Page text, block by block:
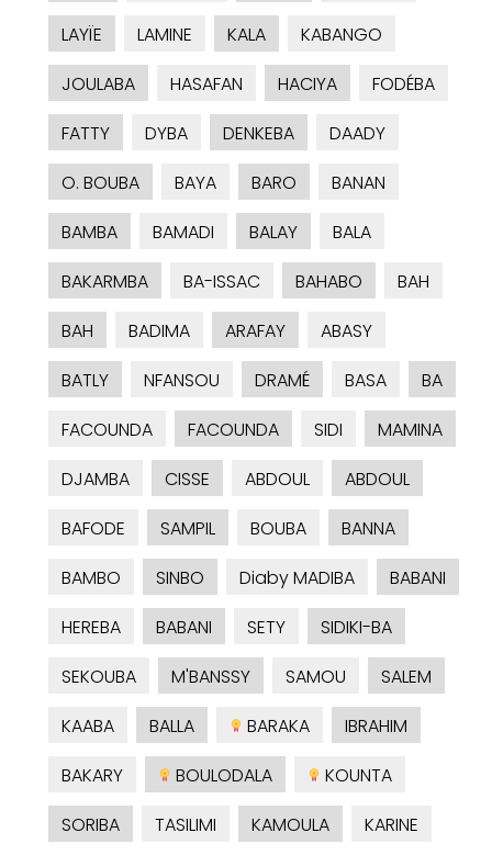
LAYÏE
LAMINE KALA
KABANGO
JOULABA
HASAFAN HACIYA
FODÉBA
FATTY
DYBA DENKEBA
DAADY
O. BOUBA
BAYA BARO
BANAN
BAMBA
BAMADI BALAY
BALA
BAKARMBA
BA-ISSAC BAHABO
BAH
BAH
BADIMA ARAFAY
ABASY
BATLY
NFANSOU DRAMÉ BASA
BA
FACOUNDA
FACOUNDA SIDI
MAMINA
DJAMBA
CISSE ABDOUL
ABDOUL
BAFODE
SAMPIL BOUBA
BANNA
BAMBO
SINBO Diaby MADIBA
BABANI
HEREBA
BABANI SETY
SIDIKI-BA
SEKOUBA
M'BANSSY SAMOU
SALEM
KAABA
BALLA BARAKA
IBRAHIM
BAKARY
BOULODALA
KOUNTA
SORIBA
TASILIMI KAMOULA
KARINE